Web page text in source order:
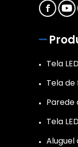
Tela
Tela
Parede
Tela
Aluguel